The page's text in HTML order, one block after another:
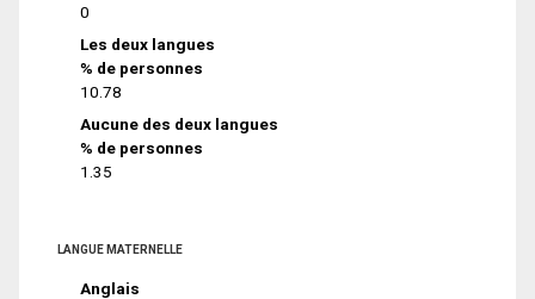
0
Les deux langues
% de personnes
10.78
Aucune des deux langues
% de personnes
1.35
LANGUE MATERNELLE
Anglais